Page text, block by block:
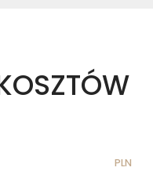
PLN